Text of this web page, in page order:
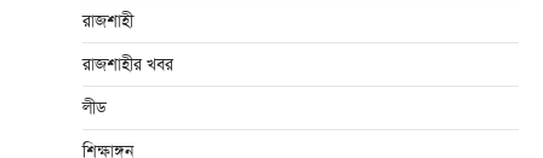
রাজশাহী
রাজশাহীর খবর
লীড
শিক্ষাঙ্গন